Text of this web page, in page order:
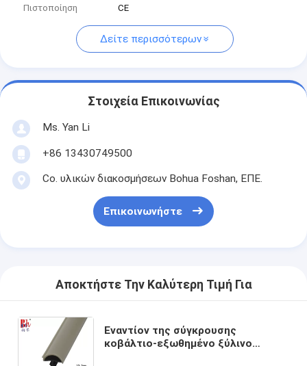
Πιστοποίηση
CE
Δείτε περισσότερων
Στοιχεία Επικοινωνίας
Ms. Yan Li
+86 13430749500
Co. υλικών διακοσμήσεων Bohua Foshan, ΕΠΕ.
Επικοινωνήστε
Αποκτήστε Την Καλύτερη Τιμή Για
Εναντίον της σύγκρουσης
κοβάλτιο-εξωθημένο ξύλινο